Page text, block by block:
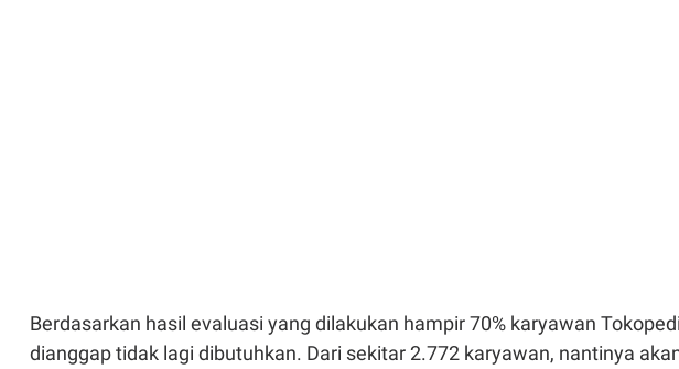
Berdasarkan hasil evaluasi yang dilakukan hampir 70% karyawan
dianggap tidak lagi dibutuhkan. Dari sekitar 2.772 karyawan, nantinya